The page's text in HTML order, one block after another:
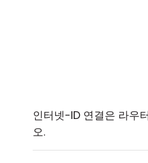
인터넷-ID 연결은 라우
오.